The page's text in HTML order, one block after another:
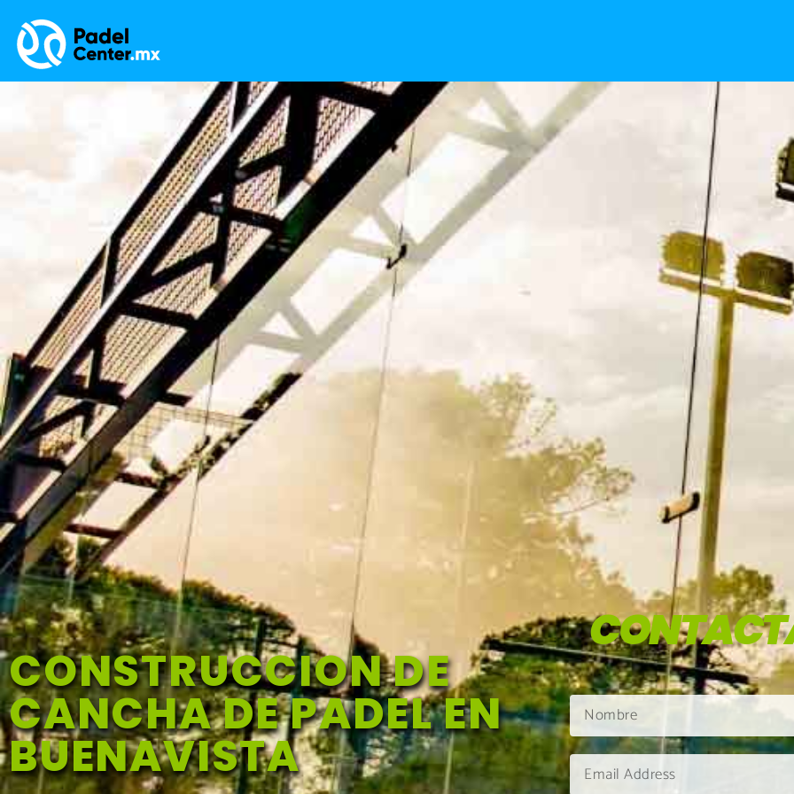
CONSTRUCCION DE
CANCHA DE PADEL EN
BUENAVISTA